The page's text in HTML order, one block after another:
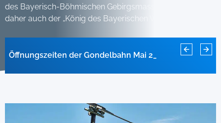
des Bayerisch-Böhmischen Gebirgsmassivs und wird
daher auch der „König des Bayerischen Waldes“ genannt.
Öffnungszeiten der Gondelbahn Mai 2026
Anlagen im April geschlossen!
Rodelbahn Sonnenhang für diese Saison
geschlossen